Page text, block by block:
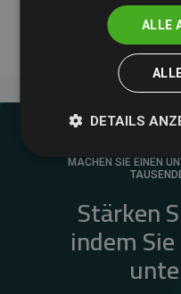
messbare
MACHEN SIE EINEN
Stärken
indem
ALLE
DETAILS